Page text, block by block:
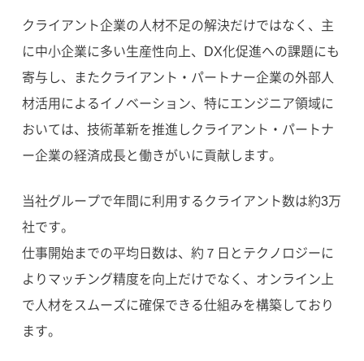
クライアント企業の人材不足の解決だけではなく、主
に中小企業に多い生産性向上、DX化促進への課題にも
寄与し、またクライアント・パートナー企業の外部人
材活用によるイノベーション、特にエンジニア領域に
おいては、技術革新を推進しクライアント・パートナ
ー企業の経済成長と働きがいに貢献します。
当社グループで年間に利用するクライアント数は約3万
社です。
仕事開始までの平均日数は、約７日とテクノロジーに
よりマッチング精度を向上だけでなく、オンライン上
で人材をスムーズに確保できる仕組みを構築しており
ます。